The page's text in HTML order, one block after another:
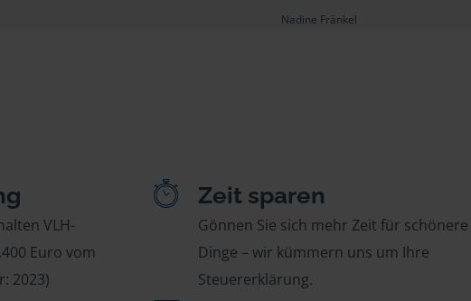
Nadine Fränkel
VLH-
Euro vom
2023)
Zeit sparen
Gönnen Sie sich mehr Zeit für schönere
Dinge – wir kümmern uns um Ihre
Steuererklärung.